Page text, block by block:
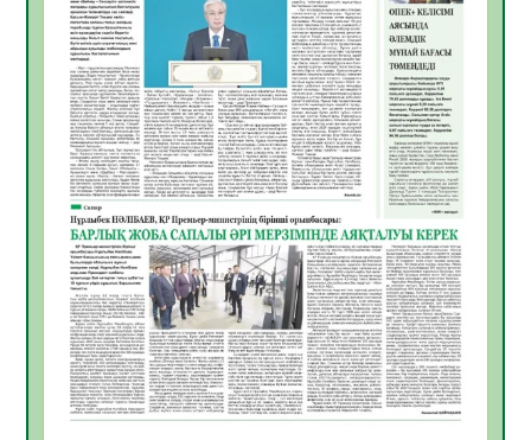
Көкжөтел ауруы туралы
06.08.2026
41
АПВ вакцинасы туралы мәлімет
06.08.2026
40
Open Air: Қызылорда облысы полиция
департаменті 20 мыңнан астам
көрерменнің қауіпсіздігін қамтамасыз етті
06.08.2026
54
ҚЫЗЫЛОРДАДА «САНАЛЫ ҰРПАҚ –
ЖАРҚЫН БОЛАШАҚ» АТТЫ КЕҢЕЙТІЛГЕН
МӘЖІЛІС ӨТТІ
05.08.2026
54
Қазақстан Орталық Азиядағы көшуге ең